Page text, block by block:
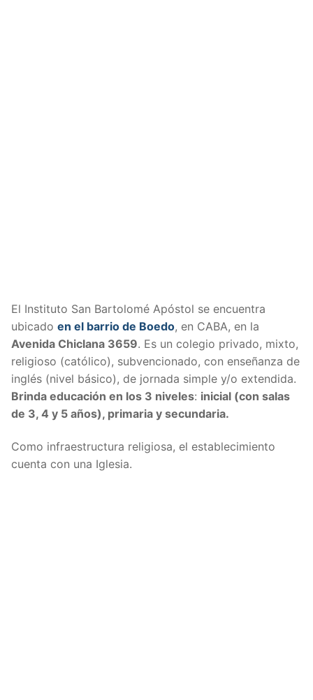
El Instituto San Bartolomé Apóstol se encuentra
ubicado en el barrio de Boedo, en CABA, en la
Avenida Chiclana 3659. Es un colegio privado, mixto,
religioso (católico), subvencionado, con enseñanza de
inglés (nivel básico), de jornada simple y/o extendida.
Brinda educación en los 3 niveles: inicial (con salas
de 3, 4 y 5 años), primaria y secundaria.
Como infraestructura religiosa, el establecimiento
cuenta con una Iglesia.